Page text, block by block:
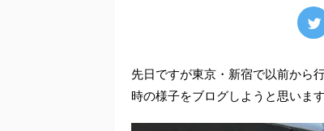
先日ですが東京・新宿で以前から
時の様子をブログしようと思います